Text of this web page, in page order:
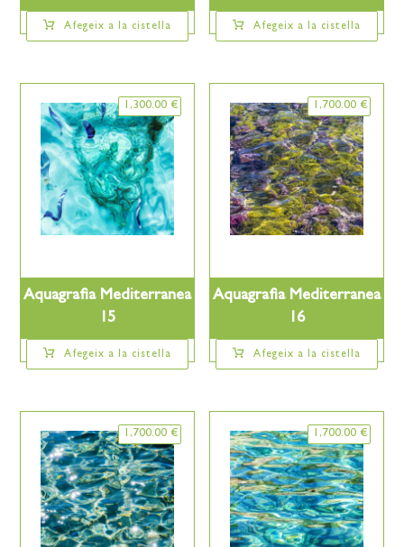
Afegeix a la cistella Afegeix a la cistella
Aquagrafia Mediterranea
15
1,300.00 €
Afegeix a la cistella
Aquagrafia Mediterranea
16
1,700.00 €
Afegeix a la cistella
1,700.00 € 1,700.00 €